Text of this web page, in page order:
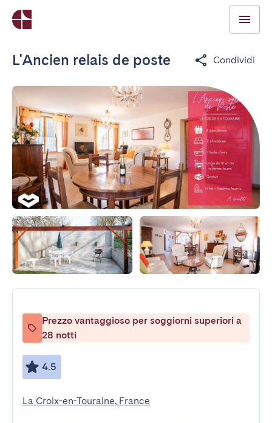
L'Ancien relais de poste Condividi
Prezzo vantaggioso per soggiorni superiori a
28 notti
4.5
La Croix-en-Touraine, France